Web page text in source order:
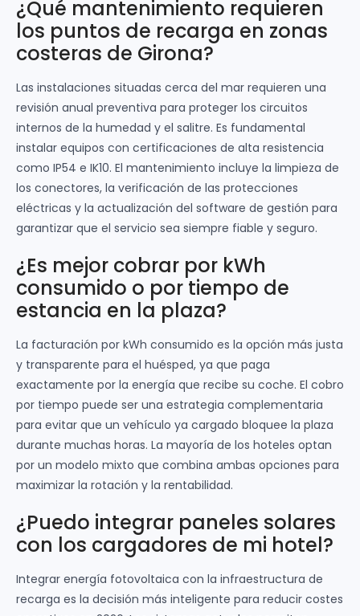
¿Qué mantenimiento requieren
los puntos de recarga en zonas
costeras de Girona?
Las instalaciones situadas cerca del mar requieren una
revisión anual preventiva para proteger los circuitos
internos de la humedad y el salitre. Es fundamental
instalar equipos con certificaciones de alta resistencia
como IP54 e IK10. El mantenimiento incluye la limpieza de
los conectores, la verificación de las protecciones
eléctricas y la actualización del software de gestión para
garantizar que el servicio sea siempre fiable y seguro.
¿Es mejor cobrar por kWh
consumido o por tiempo de
estancia en la plaza?
La facturación por kWh consumido es la opción más justa
y transparente para el huésped, ya que paga
exactamente por la energía que recibe su coche. El cobro
por tiempo puede ser una estrategia complementaria
para evitar que un vehículo ya cargado bloquee la plaza
durante muchas horas. La mayoría de los hoteles optan
por un modelo mixto que combina ambas opciones para
maximizar la rotación y la rentabilidad.
¿Puedo integrar paneles solares
con los cargadores de mi hotel?
Integrar energía fotovoltaica con la infraestructura de
recarga es la decisión más inteligente para reducir costes